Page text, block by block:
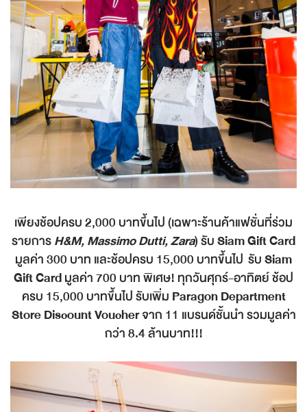
เพียงช้อปครบ 2,000 บาทขึ้นไป (เฉพาะร้านค้าแฟชั่นที่ร่วม
รายการH&M, Massimo Dutti, Zara) รับSiam Gift Card
มูลค่า 300 บาท และช้อปครบ 15,000 บาทขึ้นไป รับSiam
Gift Cardมูลค่า 700 บาท พิเศษ! ทุกวันศุกร์-อาทิตย์ ช้อป
ครบ 15,000 บาทขึ้นไป รับเพิ่ม Paragon Department
Store Discount Voucherจาก 11 แบรนด์ชั้นนำ รวมมูลค่า
กว่า 8.4 ล้านบาท!!!